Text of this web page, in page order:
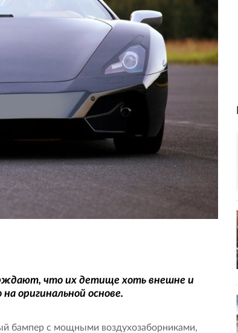
что их детище хоть внешне и
оригинальной основе.
бампер с мощными воздухозаборниками,